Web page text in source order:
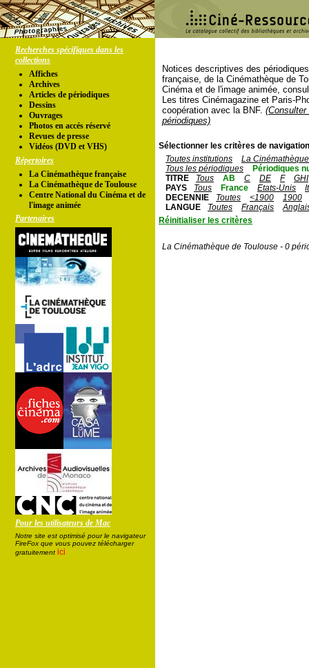
Recherches spécifiques dans les
collections
Affiches
Archives
Articles de périodiques
Dessins
Ouvrages
Photos en accés réservé
Revues de presse
Vidéos (DVD et VHS)
Répertoires
La Cinémathèque française
La Cinémathèque de Toulouse
Centre National du Cinéma et de
l'image animée
Partenaires
Pour les utilisateurs de Mac
Notre site est optimisé pour le navigateur
FireFox que vous pouvez télécharger
gratuitement ici
Notices descriptives des
française, de la Cinémathèque de
Cinéma et de l'image animée,
Les titres Cinémagazine et Paris-
coopération avec la BNF.
périodiques)
Sélectionner les critères de
Toutes institutions
La
Tous les périodiques
Périodiques
TITRE
Tous AB C DE F
GHI
PAYS
Tous France Etats-Unis
DECENNIE
Toutes <1900
1900
LANGUE
Toutes Français
Réinitialiser les critères
La Cinémathèque de Toulouse - 0